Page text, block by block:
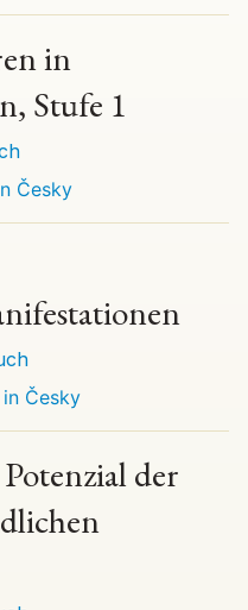
in
Stufe 1
Česky
Česky
der